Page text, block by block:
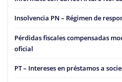
Insolvencia PN – Régimen de
Pérdidas fiscales compensadas
oficial
PT – Intereses en préstamos a